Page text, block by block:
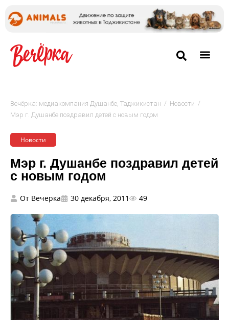
Вечёрка: медиакомпания Душанбе, Таджикистан / Новости /
Мэр г. Душанбе поздравил детей с новым годом
Новости
Мэр г. Душанбе поздравил детей
с новым годом
От Вечерка 30 декабря, 2011 49